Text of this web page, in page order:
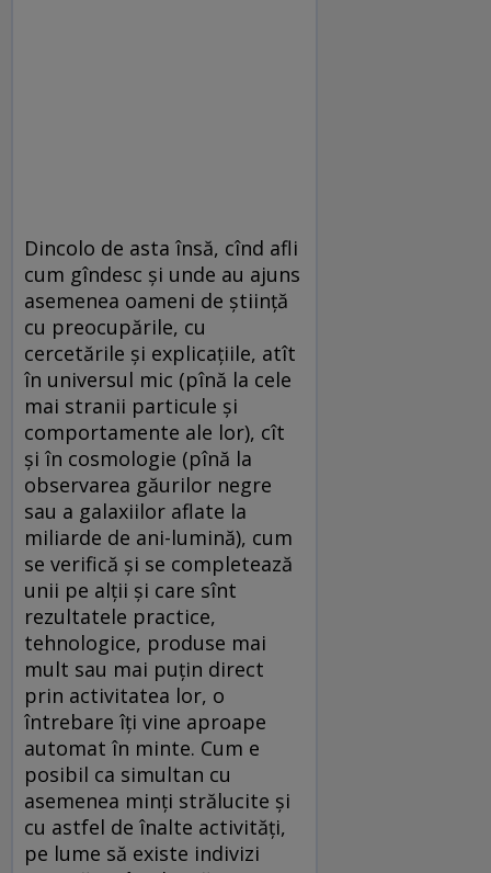
Dincolo de asta însă, cînd afli
cum gîndesc și unde au ajuns
asemenea oameni de știință
cu preocupările, cu
cercetările și explicațiile, atît
în universul mic (pînă la cele
mai stranii particule și
comportamente ale lor), cît
și în cosmologie (pînă la
observarea găurilor negre
sau a galaxiilor aflate la
miliarde de ani-lumină), cum
se verifică și se completează
unii pe alții și care sînt
rezultatele practice,
tehnologice, produse mai
mult sau mai puțin direct
prin activitatea lor, o
întrebare îți vine aproape
automat în minte. Cum e
posibil ca simultan cu
asemenea minți strălucite și
cu astfel de înalte activități,
pe lume să existe indivizi